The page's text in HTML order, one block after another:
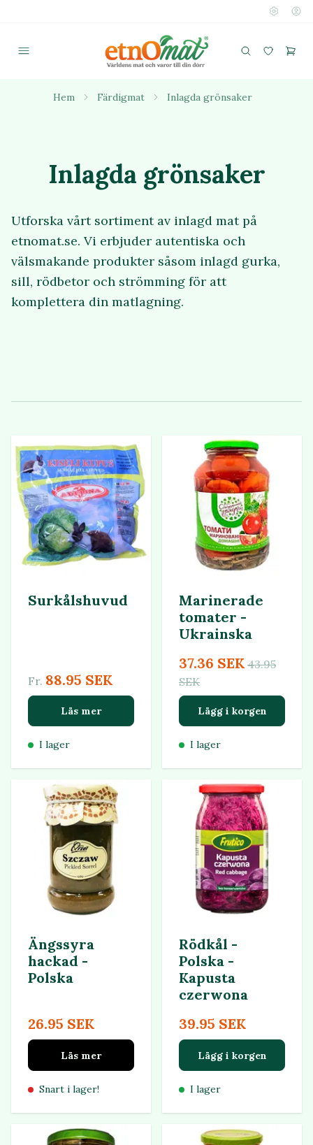
Hem Färdigmat Inlagda grönsaker
Inlagda grönsaker
Utforska vårt sortiment av inlagd mat på
etnomat.se. Vi erbjuder autentiska och
välsmakande produkter såsom inlagd gurka,
sill, rödbetor och strömming för att
komplettera din matlagning.
Surkålshuvud
Fr. 88.95 SEK
Läs mer
I lager
Marinerade
tomater -
Ukrainska
37.36 SEK 43.95
SEK
Lägg i korgen
I lager
Ängssyra
hackad -
Polska
26.95 SEK
Läs mer
Snart i lager!
Rödkål -
Polska -
Kapusta
czerwona
39.95 SEK
Lägg i korgen
I lager